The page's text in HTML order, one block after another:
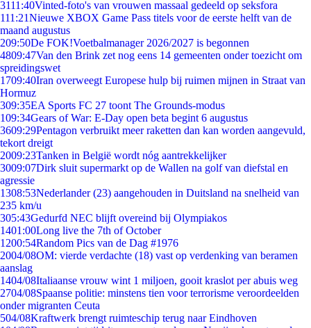
3111:40Vinted-foto's van vrouwen massaal gedeeld op seksfora
111:21Nieuwe XBOX Game Pass titels voor de eerste helft van de
maand augustus
209:50De FOK!Voetbalmanager 2026/2027 is begonnen
4809:47Van den Brink zet nog eens 14 gemeenten onder toezicht om
spreidingswet
1709:40Iran overweegt Europese hulp bij ruimen mijnen in Straat van
Hormuz
309:35EA Sports FC 27 toont The Grounds-modus
109:34Gears of War: E-Day open beta begint 6 augustus
3609:29Pentagon verbruikt meer raketten dan kan worden aangevuld,
tekort dreigt
2009:23Tanken in België wordt nóg aantrekkelijker
3009:07Dirk sluit supermarkt op de Wallen na golf van diefstal en
agressie
1308:53Nederlander (23) aangehouden in Duitsland na snelheid van
235 km/u
305:43Gedurfd NEC blijft overeind bij Olympiakos
1401:00Long live the 7th of October
1200:54Random Pics van de Dag #1976
2004/08OM: vierde verdachte (18) vast op verdenking van beramen
aanslag
1404/08Italiaanse vrouw wint 1 miljoen, gooit kraslot per abuis weg
2704/08Spaanse politie: minstens tien voor terrorisme veroordeelden
onder migranten Ceuta
504/08Kraftwerk brengt ruimteschip terug naar Eindhoven